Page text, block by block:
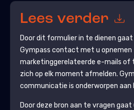
Lees verder
Door dit formulier in te dienen gaat
Gympass contact met u opnemen
marketinggerelateerde e-mails of
zich op elk moment afmelden.
communicatie is onderworpen aan
Door deze bron aan te vragen